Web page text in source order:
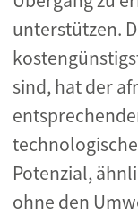
unterstützen.
sind, hat der
Potenzial,
ohne den